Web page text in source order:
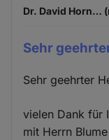
Dr. David Horn…
Sehr
Sehr geehrter
vielen Dank für
mit Herrn